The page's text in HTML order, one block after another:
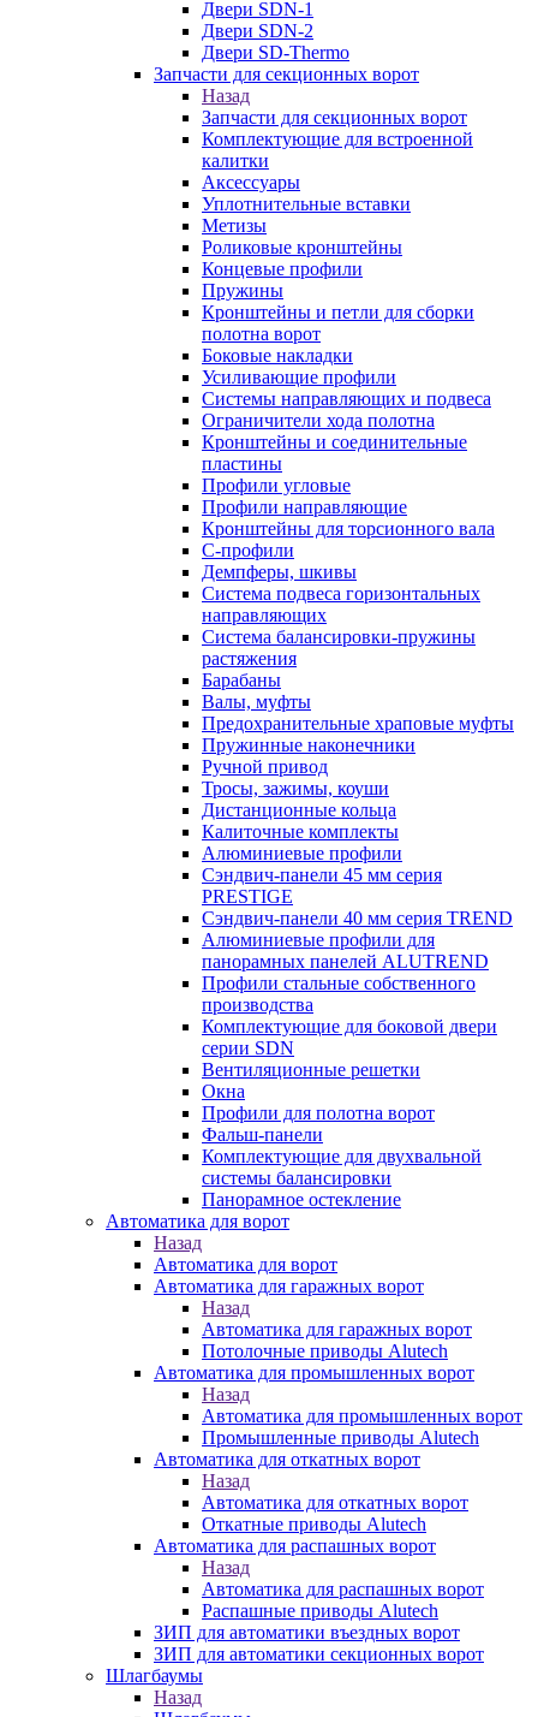
Двери SDN-1
Двери SDN-2
Двери SD-Thermo
Запчасти для секционных ворот
Назад
Запчасти для секционных ворот
Комплектующие для встроенной
калитки
Аксессуары
Уплотнительные вставки
Метизы
Роликовые кронштейны
Концевые профили
Пружины
Кронштейны и петли для сборки
полотна ворот
Боковые накладки
Усиливающие профили
Системы направляющих и подвеса
Ограничители хода полотна
Кронштейны и соединительные
пластины
Профили угловые
Профили направляющие
Кронштейны для торсионного вала
С-профили
Демпферы, шкивы
Система подвеса горизонтальных
направляющих
Система балансировки-пружины
растяжения
Барабаны
Валы, муфты
Предохранительные храповые муфты
Пружинные наконечники
Ручной привод
Тросы, зажимы, коуши
Дистанционные кольца
Калиточные комплекты
Алюминиевые профили
Сэндвич-панели 45 мм серия
PRESTIGE
Сэндвич-панели 40 мм серия TREND
Алюминиевые профили для
панорамных панелей ALUTREND
Профили стальные собственного
производства
Комплектующие для боковой двери
серии SDN
Вентиляционные решетки
Окна
Профили для полотна ворот
Фальш-панели
Комплектующие для двухвальной
системы балансировки
Панорамное остекление
Автоматика для ворот
Назад
Автоматика для ворот
Автоматика для гаражных ворот
Назад
Автоматика для гаражных ворот
Потолочные приводы Alutech
Автоматика для промышленных ворот
Назад
Автоматика для промышленных ворот
Промышленные приводы Alutech
Автоматика для откатных ворот
Назад
Автоматика для откатных ворот
Откатные приводы Alutech
Автоматика для распашных ворот
Назад
Автоматика для распашных ворот
Распашные приводы Alutech
ЗИП для автоматики въездных ворот
ЗИП для автоматики секционных ворот
Шлагбаумы
Назад